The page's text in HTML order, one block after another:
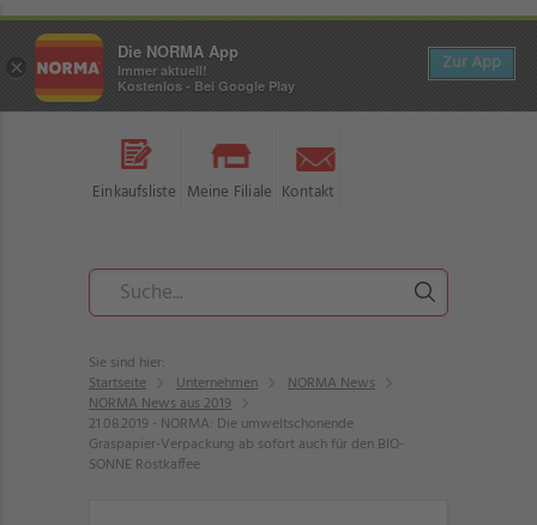
Einkaufsliste Meine Filiale Kontakt
Sie sind hier:
Startseite
Unternehmen
NORMA News
NORMA News aus 2019
21.08.2019 - NORMA: Die umweltschonende
Graspapier-Verpackung ab sofort auch für den BIO-
SONNE Röstkaffee
×
Die NORMA App
Immer aktuell!
Kostenlos - Bei Google Play
Zur App